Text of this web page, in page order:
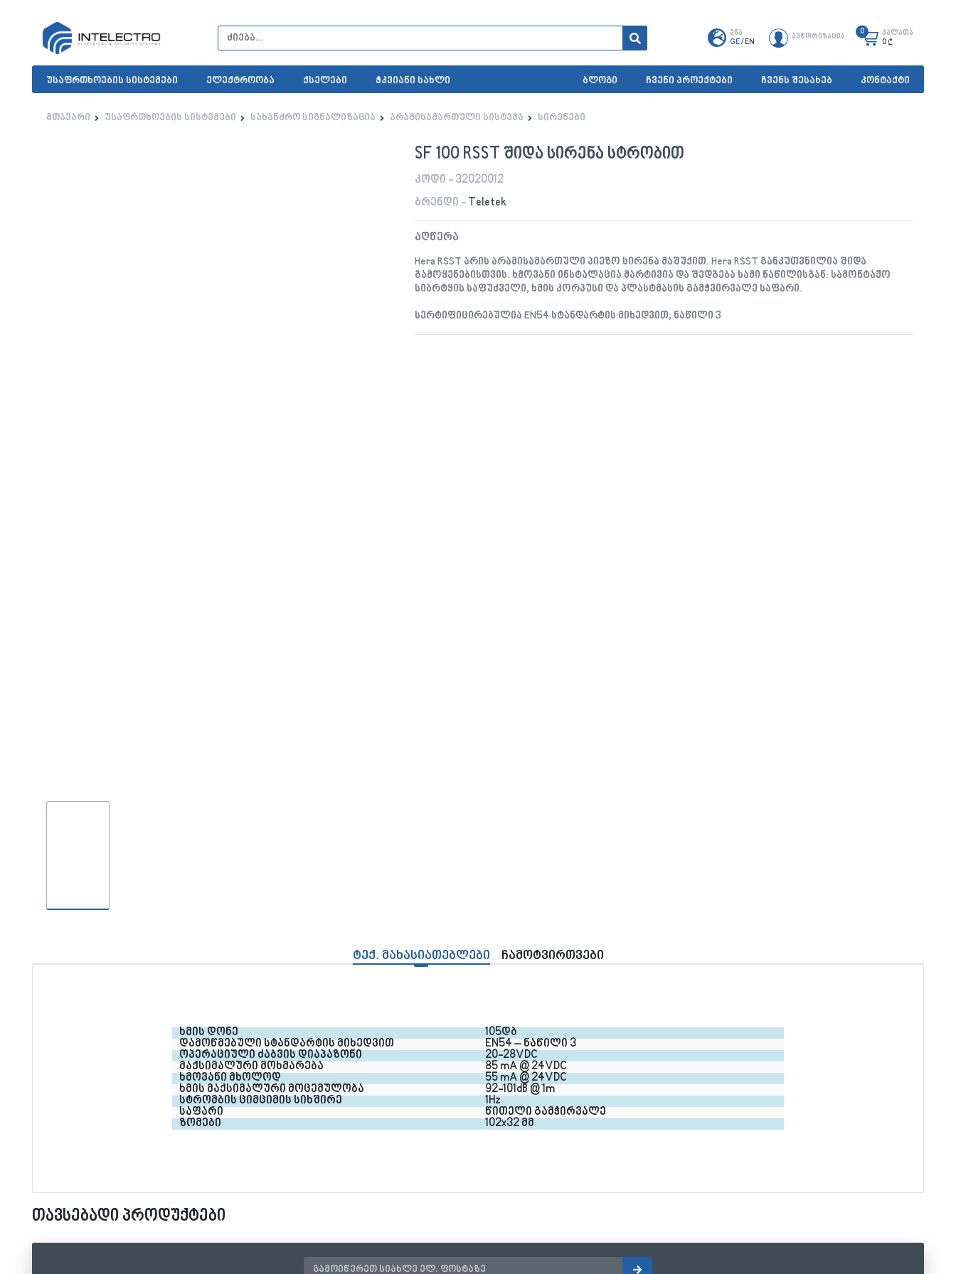
ენა
GE/EN
ავტორიზაცია
0
კალათა
0₾
უსაფრთხოების სისტემები ელექტროობა ქსელები ჭკვიანი სახლი ბლოგი ჩვენი პროექტები ჩვენს შესახებ კონტაქტი
მთავარი უსაფრთხოების სისტემები სახანძრო სიგნალიზაცია არამისამართული სისტემა სირენები
SF 100 RSST შიდა სირენა სტრობით
კოდი - 32020012
ბრენდი - Teletek
აღწერა
Hera RSST არის არამისამართული პიეზო სირენა მაშუქით. Hera RSST განკუთვნილია შიდა
გამოყენებისთვის. ხმოვანი ინსტალაცია მარტივია და შედგება სამი ნაწილისგან: სამონტაჟო
სიბრტყის საფუძველი, ხმის კორპუსი და პლასტმასის გამჭვირვალე საფარი.
სერტიფიცირებულია EN54 სტანდარტის მიხედვით, ნაწილი 3
ტექ. მახასიათებლები ჩამოტვირთვები
ხმის დონე
105დბ
დამოწმებული სტანდარტის მიხედვით
EN54 – ნაწილი 3
ოპერაციული ძაბვის დიაპაზონი
20-28VDC
მაქსიმალური მოხმარება
85 mA @ 24VDC
ხმოვანი მხოლოდ
55 mA @ 24VDC
ხმის მაქსიმალური მოცემულობა
92-101dB @ 1m
სტრომბის ციმციმის სიხშირე
1Hz
საფარი
წითელი გამჭირვალე
ზომები
102x32 მმ
თავსებადი პროდუქტები